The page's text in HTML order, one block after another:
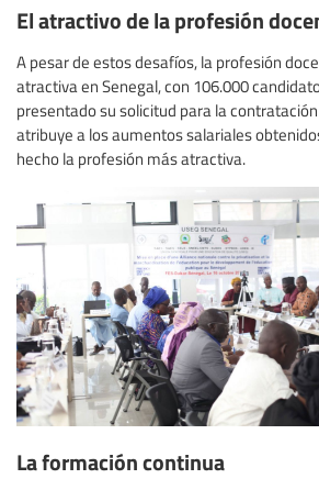
El atractivo de la profesión
A pesar de estos desafíos, la profesión
atractiva en Senegal, con 106.000
presentado su solicitud para la
atribuye a los aumentos salariales
hecho la profesión más atractiva.
La formación continua